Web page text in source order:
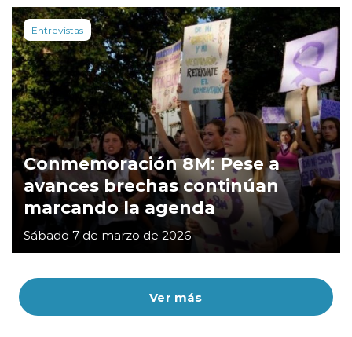
Ver más
Entrevistas
Conmemoración 8M: Pese a
avances brechas continúan
marcando la agenda
Sábado 7 de marzo de 2026